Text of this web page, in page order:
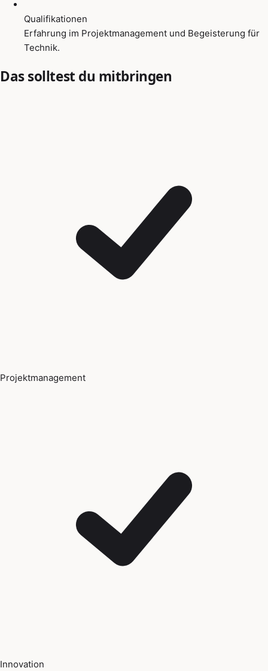
Qualifikationen
Erfahrung im Projektmanagement und Begeisterung für
Technik.
Das solltest du mitbringen
Projektmanagement
Innovation